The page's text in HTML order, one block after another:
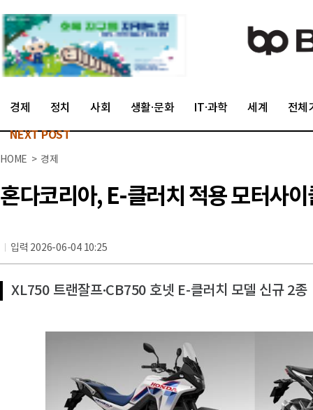
경제 정치 사회 생활·문화 IT·과학 세계 전체
NEXT POST
HOME > 경제
혼다코리아, E-클러치 적용 모터사
입력 2026-06-04 10:25
XL750 트랜잘프∙CB750 호넷 E-클러치 모델 신규 2종